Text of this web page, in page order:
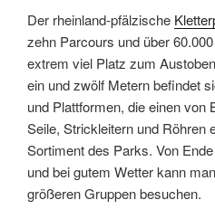
Der rheinland-pfälzische
zehn Parcours und über
extrem viel Platz zum
ein und zwölf Metern befindet
und Plattformen, die einen von
Seile, Strickleitern und Röhren
Sortiment des Parks. Von
und bei gutem Wetter kann
größeren Gruppen besuchen.